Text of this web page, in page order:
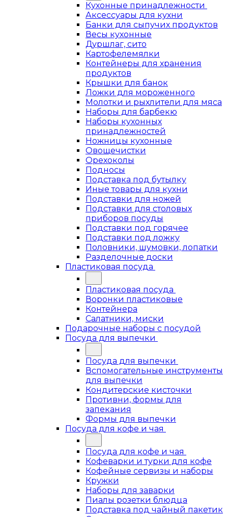
Кухонные принадлежности
Аксессуары для кухни
Банки для сыпучих продуктов
Весы кухонные
Дуршлаг, сито
Картофелемялки
Контейнеры для хранения
продуктов
Крышки для банок
Ложки для мороженного
Молотки и рыхлители для мяса
Наборы для барбекю
Наборы кухонных
принадлежностей
Ножницы кухонные
Овощечистки
Орехоколы
Подносы
Подставка под бутылку
Иные товары для кухни
Подставки для ножей
Подставки для столовых
приборов посуды
Подставки под горячее
Подставки под ложку
Половники, шумовки, лопатки
Разделочные доски
Пластиковая посуда
Пластиковая посуда
Воронки пластиковые
Контейнера
Салатники, миски
Подарочные наборы с посудой
Посуда для выпечки
Посуда для выпечки
Вспомогательные инструменты
для выпечки
Кондитерские кисточки
Противни, формы для
запекания
Формы для выпечки
Посуда для кофе и чая
Посуда для кофе и чая
Кофеварки и турки для кофе
Кофейные сервизы и наборы
Кружки
Наборы для заварки
Пиалы розетки блюдца
Подставка под чайный пакетик